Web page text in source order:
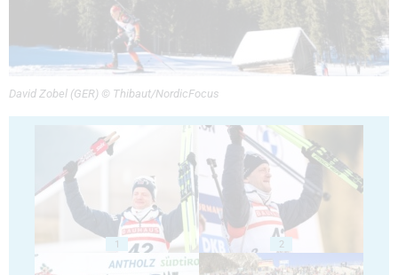
David Zobel (GER) © Thibaut/NordicFocus
1 2